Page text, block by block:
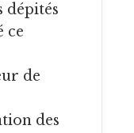
dépités
ce
de
des